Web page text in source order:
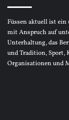
Füssen aktuell ist
mit Anspruch auf
Unterhaltung, das
und Tradition, Sport,
Organisationen und